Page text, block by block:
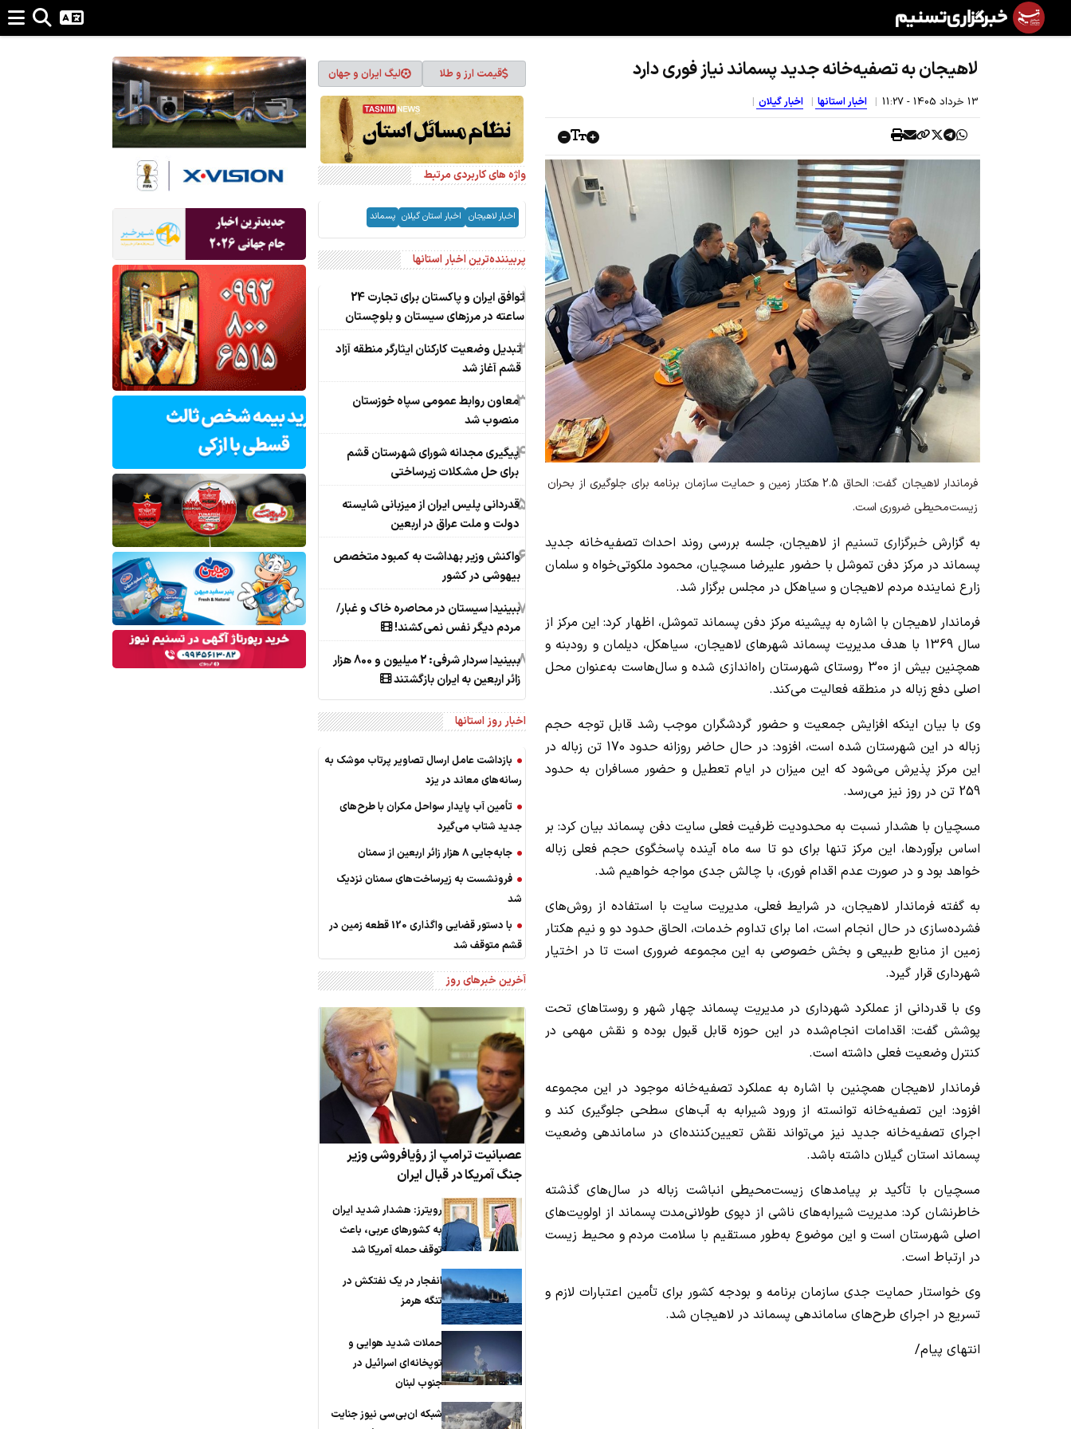
لاهیجان به تصفیه‌خانه جدید پسماند نیاز فوری دارد
13 خرداد 1405 - 11:27 اخبار استانها اخبار گیلان
فرماندار لاهیجان گفت: الحاق 2.5 هکتار زمین و حمایت سازمان برنامه برای جلوگیری از بحران
زیست‌محیطی ضروری است.
به گزارش خبرگزاری تسنیم از لاهیجان، جلسه بررسی روند احداث تصفیه‌خانه جدید
پسماند در مرکز دفن تموشل با حضور علیرضا مسچیان، محمود ملکوتی‌خواه و سلمان
زارع نماینده مردم لاهیجان و سیاهکل در مجلس برگزار شد.
فرماندار لاهیجان با اشاره به پیشینه مرکز دفن پسماند تموشل، اظهار کرد: این مرکز از
سال 1369 با هدف مدیریت پسماند شهرهای لاهیجان، سیاهکل، دیلمان و رودبنه و
همچنین بیش از 300 روستای شهرستان راه‌اندازی شده و سال‌هاست به‌عنوان محل
اصلی دفع زباله در منطقه فعالیت می‌کند.
وی با بیان اینکه افزایش جمعیت و حضور گردشگران موجب رشد قابل توجه حجم
زباله در این شهرستان شده است، افزود: در حال حاضر روزانه حدود 170 تن زباله در
این مرکز پذیرش می‌شود که این میزان در ایام تعطیل و حضور مسافران به حدود
259 تن در روز نیز می‌رسد.
مسچیان با هشدار نسبت به محدودیت ظرفیت فعلی سایت دفن پسماند بیان کرد: بر
اساس برآوردها، این مرکز تنها برای دو تا سه ماه آینده پاسخگوی حجم فعلی زباله
خواهد بود و در صورت عدم اقدام فوری، با چالش جدی مواجه خواهیم شد.
به گفته فرماندار لاهیجان، در شرایط فعلی، مدیریت سایت با استفاده از روش‌های
فشرده‌سازی در حال انجام است، اما برای تداوم خدمات، الحاق حدود دو و نیم هکتار
زمین از منابع طبیعی و بخش خصوصی به این مجموعه ضروری است تا در اختیار
شهرداری قرار گیرد.
وی با قدردانی از عملکرد شهرداری در مدیریت پسماند چهار شهر و روستاهای تحت
پوشش گفت: اقدامات انجام‌شده در این حوزه قابل قبول بوده و نقش مهمی در
کنترل وضعیت فعلی داشته است.
فرماندار لاهیجان همچنین با اشاره به عملکرد تصفیه‌خانه موجود در این مجموعه
افزود: این تصفیه‌خانه توانسته از ورود شیرابه به آب‌های سطحی جلوگیری کند و
اجرای تصفیه‌خانه جدید نیز می‌تواند نقش تعیین‌کننده‌ای در ساماندهی وضعیت
پسماند استان گیلان داشته باشد.
مسچیان با تأکید بر پیامدهای زیست‌محیطی انباشت زباله در سال‌های گذشته
خاطرنشان کرد: مدیریت شیرابه‌های ناشی از دپوی طولانی‌مدت پسماند از اولویت‌های
اصلی شهرستان است و این موضوع به‌طور مستقیم با سلامت مردم و محیط زیست
در ارتباط است.
وی خواستار حمایت جدی سازمان برنامه و بودجه کشور برای تأمین اعتبارات لازم و
تسریع در اجرای طرح‌های ساماندهی پسماند در لاهیجان شد.
انتهای پیام/
قیمت ارز و طلا لیگ ایران و جهان
واژه های کاربردی مرتبط
اخبار لاهیجان اخبار استان گیلان پسماند
پربیننده‌ترین اخبار استانها
1
توافق ایران و پاکستان برای تجارت 24
ساعته در مرزهای سیستان و بلوچستان
2تبدیل وضعیت کارکنان ایثارگر منطقه آزاد
قشم آغاز شد
3معاون روابط عمومی سپاه خوزستان
منصوب شد
4پیگیری مجدانه شورای شهرستان قشم
برای حل مشکلات زیرساختی
5قدردانی پلیس ایران از میزبانی شایسته‌
دولت و ملت عراق در اربعین
6واکنش وزیر بهداشت به کمبود متخصص
بیهوشی‌ در کشور
7ببینید| سیستان در ‌محاصره خاک و غبار/
مردم دیگر نفس نمی‌کشند!
8
ببینید| سردار شرفی: 2 میلیون و 800 هزار
زائر اربعین به ایران بازگشتند
اخبار روز استانها
بازداشت عامل ارسال تصاویر پرتاب موشک به
رسانه‌های معاند در یزد
تأمین آب پایدار سواحل مکران با طرح‌های
جدید شتاب می‌گیرد
جابه‌جایی 8 هزار زائر اربعین از سمنان
فرونشست به زیرساخت‌های سمنان نزدیک
شد
با دستور قضایی واگذاری 120 قطعه زمین در
قشم متوقف شد
آخرین خبرهای روز
عصبانیت ترامپ از رؤیافروشی وزیر
جنگ آمریکا در قبال ایران
رویترز: هشدار شدید ایران
به کشورهای عربی، باعث
توقف حمله آمریکا شد
انفجار در یک نفتکش در
تنگه هرمز
حملات شدید هوایی و
توپخانه‌ای اسرائیل در
جنوب لبنان
شبکه ان‌بی‌سی نیوز جنایت